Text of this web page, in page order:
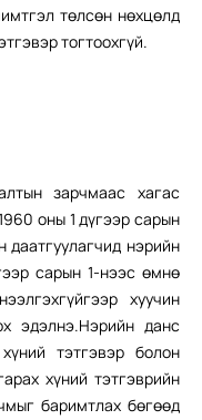
төлсөн нөхцөлд
тогтоохгүй.
зарчмаас хагас
оны 1 дүгээр сарын
даатгуулагчид нэрийн
сарын 1-нээс өмнө
хуучин
эдэлнэ.Нэрийн данс
тэтгэвэр болон
хүний тэтгэврийн
баримтлах бөгөөд